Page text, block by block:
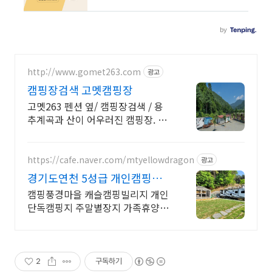
http://www.gomet263.com 광고
캠핑장검색 고멧캠핑장
고멧263 펜션 옆/ 캠핑장검색 / 용
추계곡과 산이 어우러진 캠핑장. 카
https://cafe.naver.com/mtyellowdragon 광고
경기도연천 5성급 개인캠핑장
경기도 연천 개별소유캠핑장
캠핑풍경마을 캐슬캠핑빌리지 개인
단독캠핑지 주말별장지 가족휴양지
가능
2 구독하기